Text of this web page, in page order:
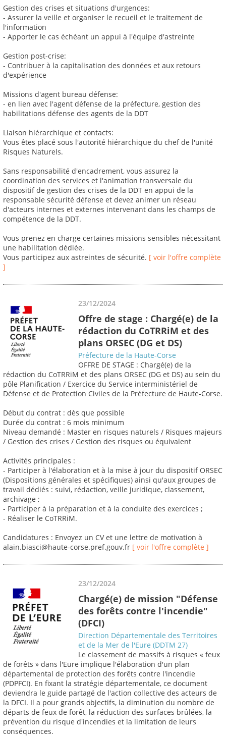
Gestion des crises et situations d'urgences:
- Assurer la veille et organiser le recueil et le traitement de
l'information
- Apporter le cas échéant un appui à l'équipe d'astreinte
Gestion post-crise:
- Contribuer à la capitalisation des données et aux retours
d'expérience
Missions d'agent bureau défense:
- en lien avec l'agent défense de la préfecture, gestion des
habilitations défense des agents de la DDT
Liaison hiérarchique et contacts:
Vous êtes placé sous l'autorité hiérarchique du chef de l'unité
Risques Naturels.
Sans responsabilité d'encadrement, vous assurez la
coordination des services et l'animation transversale du
dispositif de gestion des crises de la DDT en appui de la
responsable sécurité défense et devez animer un réseau
d'acteurs internes et externes intervenant dans les champs de
compétence de la DDT.
Vous prenez en charge certaines missions sensibles nécessitant
une habilitation dédiée.
Vous participez aux astreintes de sécurité. [ voir l'offre complète
]
23/12/2024
Offre de stage : Chargé(e) de la
rédaction du CoTRRiM et des
plans ORSEC (DG et DS)
Préfecture de la Haute-Corse
OFFRE DE STAGE : Chargé(e) de la
rédaction du CoTRRiM et des plans ORSEC (DG et DS) au sein du
pôle Planification / Exercice du Service interministériel de
Défense et de Protection Civiles de la Préfecture de Haute-Corse.
Début du contrat : dès que possible
Durée du contrat : 6 mois minimum
Niveau demandé : Master en risques naturels / Risques majeurs
/ Gestion des crises / Gestion des risques ou équivalent
Activités principales :
- Participer à l'élaboration et à la mise à jour du dispositif ORSEC
(Dispositions générales et spécifiques) ainsi qu'aux groupes de
travail dédiés : suivi, rédaction, veille juridique, classement,
archivage ;
- Participer à la préparation et à la conduite des exercices ;
- Réaliser le CoTRRiM.
Candidatures : Envoyez un CV et une lettre de motivation à
alain.biasci@haute-corse.pref.gouv.fr [ voir l'offre complète ]
23/12/2024
Chargé(e) de mission "Défense
des forêts contre l'incendie"
(DFCI)
Direction Départementale des Territoires
et de la Mer de l'Eure (DDTM 27)
Le classement de massifs à risques « feux
de forêts » dans l'Eure implique l'élaboration d'un plan
départemental de protection des forêts contre l'incendie
(PDPFCI). En fixant la stratégie départementale, ce document
deviendra le guide partagé de l'action collective des acteurs de
la DFCI. Il a pour grands objectifs, la diminution du nombre de
départs de feux de forêt, la réduction des surfaces brûlées, la
prévention du risque d'incendies et la limitation de leurs
conséquences.